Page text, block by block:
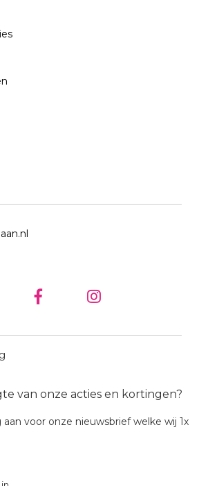
van onze acties en kortingen?
voor onze nieuwsbrief welke wij 1x